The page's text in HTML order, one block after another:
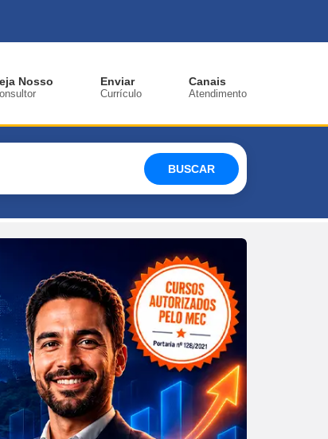
Nosso Enviar Canais
BUSCAR